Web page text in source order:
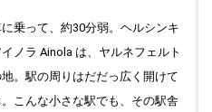
作成中です。
" 写真を更新しました。
乗って、約30分弱。ヘルシンキ
ノラ Ainola は、ヤルネフェルト
。駅の周りはだだっ広く開けて
こんな小さな駅でも、その駅舎